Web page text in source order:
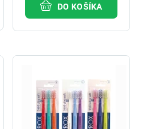
DO KOŠÍKA